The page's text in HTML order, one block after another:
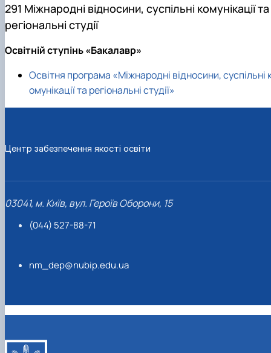
291 Міжнародні відносини, суспільні комунікації та
регіональні студії
Освітній ступінь «Бакалавр»
Освітня програма «Міжнародні відносини, суспільні
омунікації та регіональні студії»
Центр забезпечення якості освіти
03041, м. Київ, вул. Героїв Оборони, 15
(044) 527-88-71
nm_dep@nubip.edu.ua